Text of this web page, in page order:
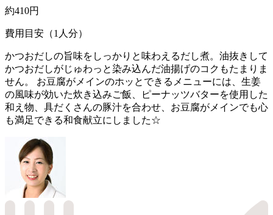
約410円
費用目安（1人分）
かつおだしの旨味をしっかりと味わえるだし煮。油抜きして
かつおだしがじゅわっと染み込んだ油揚げのコクもたまりま
せん。 お豆腐がメインのホッとできるメニューには、生姜
の風味が効いた炊き込みご飯、ピーナッツバターを使用した
和え物、具だくさんの豚汁を合わせ、お豆腐がメインでも心
も満足できる和食献立にしました☆